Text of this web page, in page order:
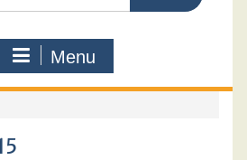
Menu